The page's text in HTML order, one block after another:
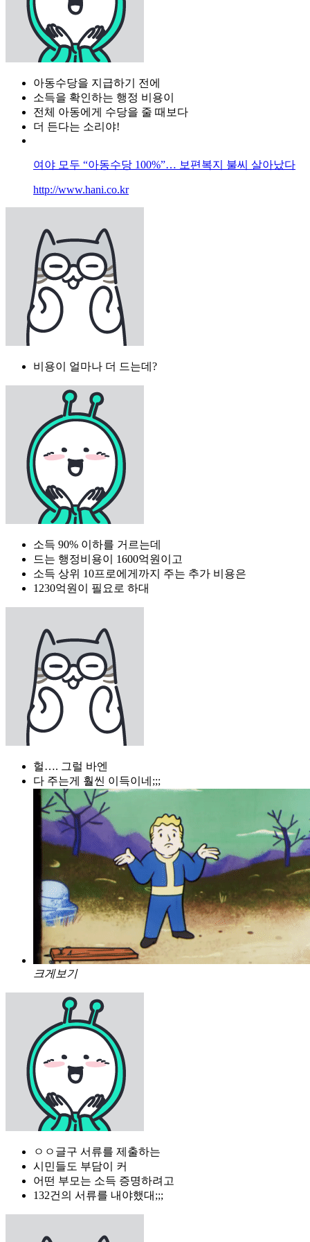
아동수당을 지급하기 전에
소득을 확인하는 행정 비용이
전체 아동에게 수당을 줄 때보다
더 든다는 소리야!
여야 모두 “아동수당 100%”… 보편복지 불씨 살아났다
http://www.hani.co.kr
비용이 얼마나 더 드는데?
소득 90% 이하를 거르는데
드는 행정비용이 1600억원이고
소득 상위 10프로에게까지 주는 추가 비용은
1230억원이 필요로 하대
헐…. 그럴 바엔
다 주는게 훨씬 이득이네;;;
크게보기
ㅇㅇ글구 서류를 제출하는
시민들도 부담이 커
어떤 부모는 소득 증명하려고
132건의 서류를 내야했대;;;